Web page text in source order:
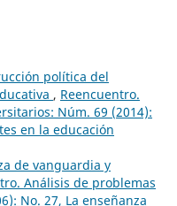
política del
, Reencuentro.
Núm. 69 (2014):
en la educación
de vanguardia y
Análisis de problemas
No. 27, La enseñanza